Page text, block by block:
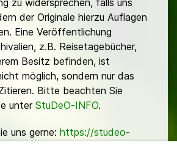
zu widersprechen, falls uns
der Originale hierzu Auflagen
Eine Veröffentlichung
z.B. Reisetagebücher,
Besitz befinden, ist
möglich, sondern nur das
Bitte beachten Sie
unter StuDeO-INFO.
uns gerne: https://studeo-